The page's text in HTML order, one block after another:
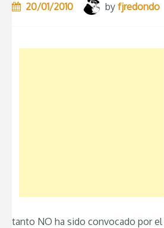
20/01/2010 by fjredondo
tanto NO ha sido convocado por el